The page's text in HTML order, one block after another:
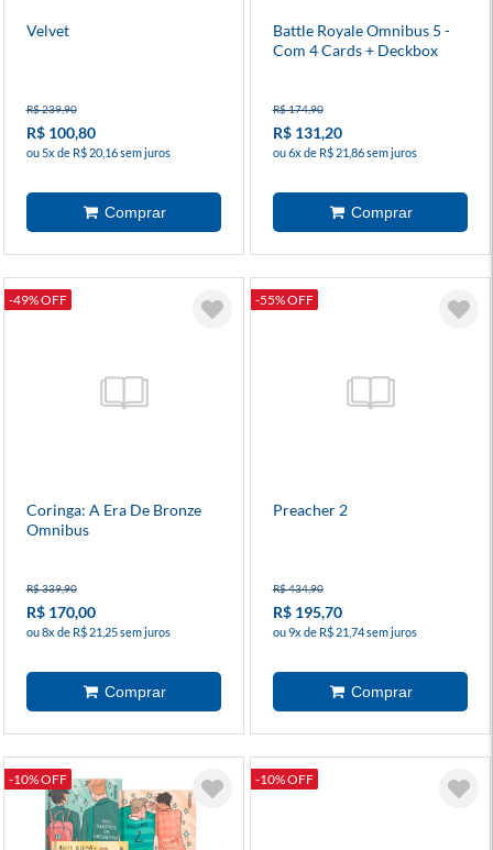
Velvet
R$ 239,90
R$ 100,80
ou 5x de R$ 20,16 sem juros
Battle Royale Omnibus 5 -
Com 4 Cards + Deckbox
R$ 174,90
R$ 131,20
ou 6x de R$ 21,86 sem juros
-49% OFF
Coringa: A Era De Bronze
Omnibus
R$ 339,90
R$ 170,00
ou 8x de R$ 21,25 sem juros
-55% OFF
Preacher 2
R$ 434,90
R$ 195,70
ou 9x de R$ 21,74 sem juros
-10% OFF -10% OFF